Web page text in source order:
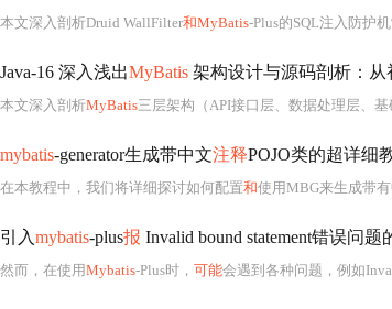
本文深入剖析Druid WallFilter和MyBatis-Plus的SQL注入防护机制，重点解释因字段名冲突、动
Java-16 深入浅出MyBatis 架构设计与源码剖析：从
本文深入剖析MyBatis三层架构（API接口层、数据处理层、基础支撑
mybatis-generator生成带中文注释POJO类的超详细
在本教程中，我们将详细探讨如何配置和使用MBG来生成带
引入mybatis-plus报 Invalid bound statement错误问
然而，在使用Mybatis-Plus时， 可能会遇到各种问题，例如